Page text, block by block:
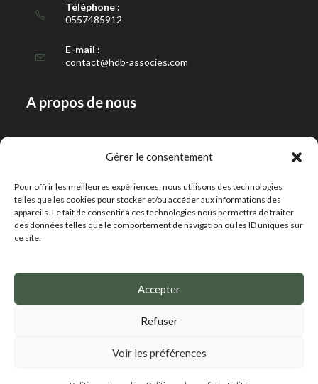
Gérer le consentement
Pour offrir les meilleures expériences, nous utilisons des technologies
telles que les cookies pour stocker et/ou accéder aux informations des
appareils. Le fait de consentir à ces technologies nous permettra de traiter
des données telles que le comportement de navigation ou les ID uniques sur
ce site.
Accepter
Refuser
Voir les préférences
Téléphone :
0557485912
E-mail :
contact@hdb-associes.com
A propos de nous
Notre histoire
Contact
Notre expertise
Conseil
Actualités